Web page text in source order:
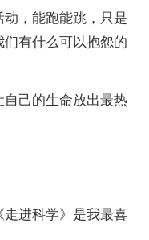
，能跑能跳，只是
有什么可以抱怨的
己的生命放出最热
进科学》是我最喜